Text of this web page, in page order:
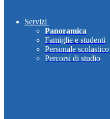
Servizi
Panoramica
Famiglie e studenti
Personale scolastico
Percorsi di studio